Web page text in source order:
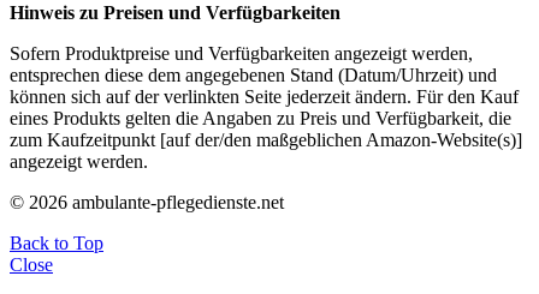
Hinweis zu Preisen und Verfügbarkeiten
Sofern Produktpreise und Verfügbarkeiten angezeigt werden,
entsprechen diese dem angegebenen Stand (Datum/Uhrzeit) und
können sich auf der verlinkten Seite jederzeit ändern. Für den Kauf
eines Produkts gelten die Angaben zu Preis und Verfügbarkeit, die
zum Kaufzeitpunkt [auf der/den maßgeblichen Amazon-Website(s)]
angezeigt werden.
© 2026 ambulante-pflegedienste.net
Back to Top
Close